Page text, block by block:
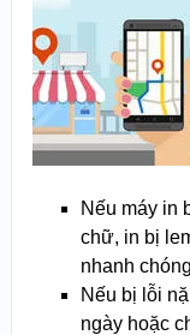
Nếu máy in
chữ, in bị
nhanh
Nếu bị lỗi
ngày hoặc